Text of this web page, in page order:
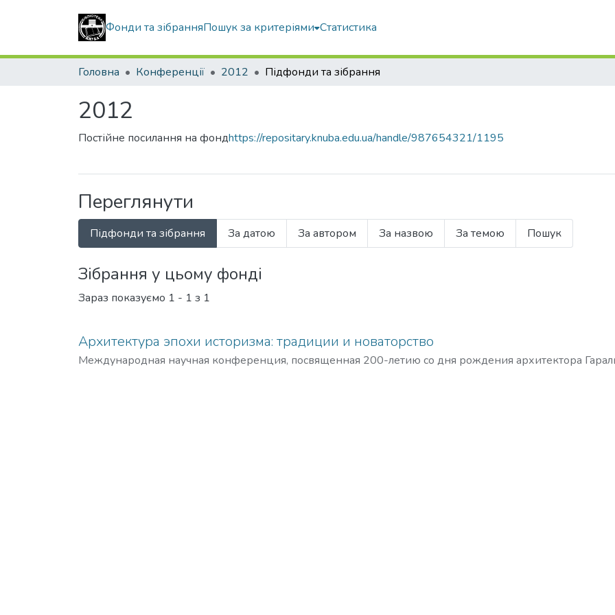
Фонди та зібранняПошук за критеріями Статистика
Головна Конференції 2012 Підфонди та зібрання
2012
Постійне посилання на фондhttps://repositary.knuba.edu.ua/handle/987654321/1195
Переглянути
Підфонди та зібрання За датою За автором За назвою За темою Пошук
Зібрання у цьому фонді
Зараз показуємо 1 - 1 з 1
Архитектура эпохи историзма: традиции и новаторство
Международная научная конференция, посвященная 200-летию со дня рождения архитектора